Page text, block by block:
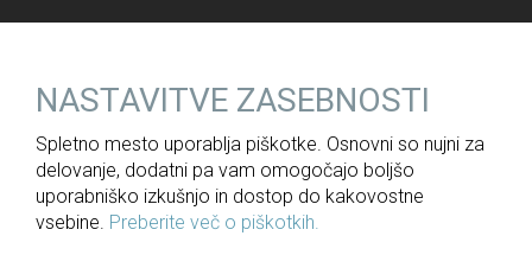
Za medije
Novice
NASTAVITVE ZASEBNOSTI
Spletno mesto uporablja piškotke. Osnovni so nujni za
delovanje, dodatni pa vam omogočajo boljšo
uporabniško izkušnjo in dostop do kakovostne
vsebine. Preberite več o piškotkih.